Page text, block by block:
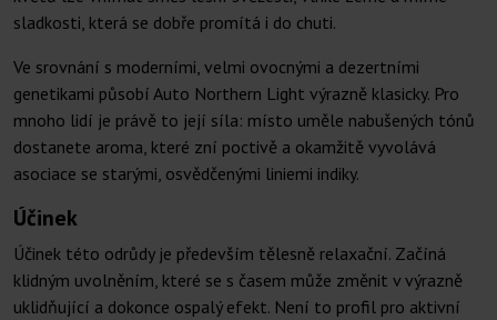
sladkosti, která se dobře promítá i do chuti.
Ve srovnání s moderními, velmi ovocnými a dezertními
genetikami působí Auto Northern Light výrazně klasicky. Pro
mnoho lidí je právě to její síla: místo uměle nabušených tónů
dostanete aroma, které zní poctivě a okamžitě vyvolává
asociace se starými, osvědčenými liniemi indiky.
Účinek
Účinek této odrůdy je především tělesně relaxační. Začíná
klidným uvolněním, které se s časem může změnit v výrazně
uklidňující a dokonce ospalý efekt. Není to profil pro aktivní